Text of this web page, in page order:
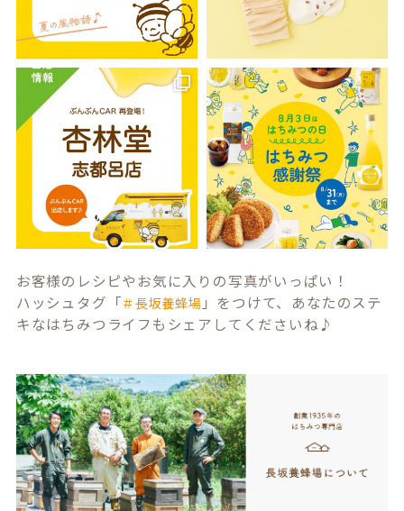
お客様のレシピやお気に入りの写真がいっぱい！
ハッシュタグ「＃長坂養蜂場 」をつけて、あなたのステ
キなはちみつライフもシェアしてくださいね♪